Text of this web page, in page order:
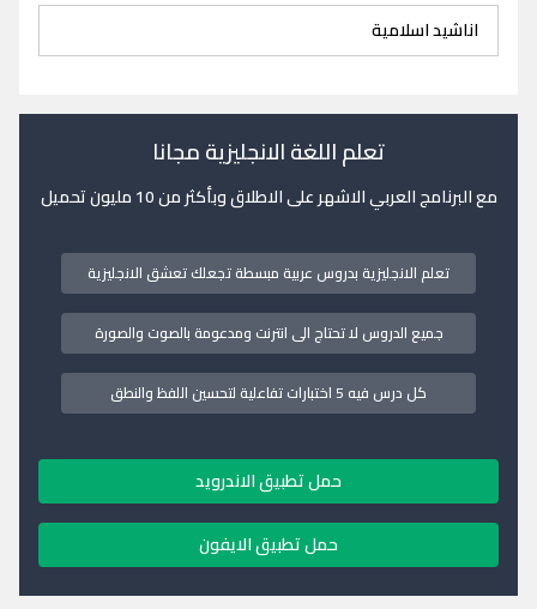
اناشيد اسلامية
تعلم اللغة الانجليزية مجانا
مع البرنامج العربي الاشهر على الاطلاق وبأكثر من 10 مليون تحميل
تعلم الانجليزية بدروس عربية مبسطة تجعلك تعشق الانجليزية
جميع الدروس لا تحتاج الى انترنت ومدعومة بالصوت والصورة
كل درس فيه 5 اختبارات تفاعلية لتحسين اللفظ والنطق
حمل تطبيق الاندرويد
حمل تطبيق الايفون